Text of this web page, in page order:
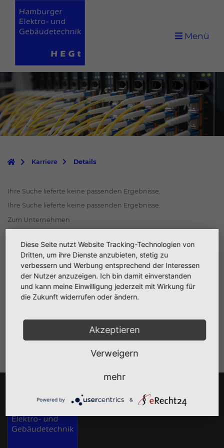
Menü
Karriere Details
Ihre Suche lieferte keine passenden Ergebnisse.
Ihre Suche lieferte keine passenden Ergebnisse.
Zum Unternehmen
Ihre Bewerbung richten Sie bitte an:
HEGt Hamburger Elektro- und Gebäudetechnik GmbH
Ausschläger Weg 7
20537 Hamburg
Diese Seite nutzt Website Tracking-Technologien von
Dritten, um ihre Dienste anzubieten, stetig zu
verbessern und Werbung entsprechend der Interessen
der Nutzer anzuzeigen. Ich bin damit einverstanden
und kann meine Einwilligung jederzeit mit Wirkung für
die Zukunft widerrufen oder ändern.
Akzeptieren
Verweigern
mehr
Powered by &